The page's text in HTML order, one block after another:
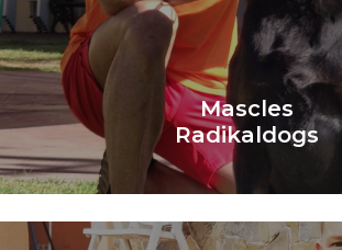
Mascles
Radikaldogs
Learn More
Mascles
Saber Més